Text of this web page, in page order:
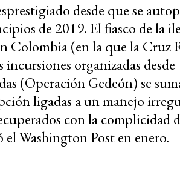
desde que se
de 2019. El fiasco de la
Colombia (en la que la Cruz
organizadas desde
(Operación Gedeón) se
ligadas a un manejo
con la complicidad
Washington Post en enero.